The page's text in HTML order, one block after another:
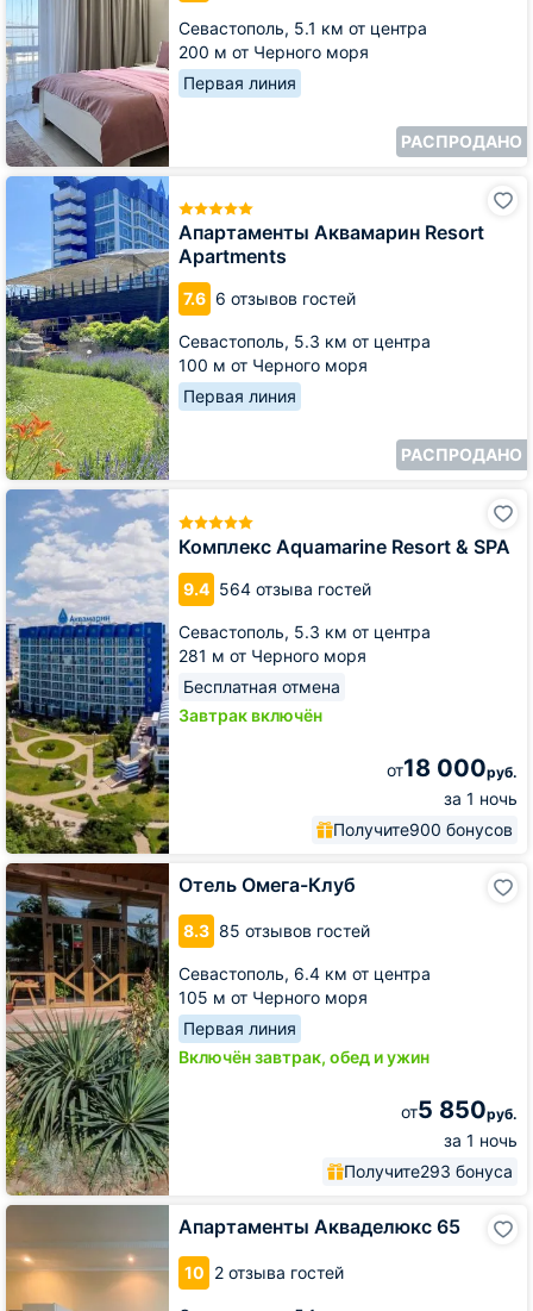
Севастополь, 5.1 км от центра
200 м от Черного моря
Первая линия
РАСПРОДАНО
Апартаменты Аквамарин Resort
Apartments
7.6 6 отзывов гостей
Севастополь, 5.3 км от центра
100 м от Черного моря
Первая линия
РАСПРОДАНО
Апартаменты
Аквамарин
Apartments
Комплекс Aquamarine Resort & SPA
9.4 564 отзыва гостей
Севастополь, 5.3 км от центра
281 м от Черного моря
Бесплатная отмена
Завтрак включён
от18 000руб.
за 1 ночь
Получите900 бонусов
Комплекс
Aquamarine
Resort
SPA
Отель Омега-Клуб
8.3 85 отзывов гостей
Севастополь, 6.4 км от центра
105 м от Черного моря
Первая линия
Включён завтрак, обед и ужин
от5 850руб.
за 1 ночь
Получите293 бонуса
Отель
Омега-
Клуб
Апартаменты Акваделюкс 65
10 2 отзыва гостей
Апартаменты
65